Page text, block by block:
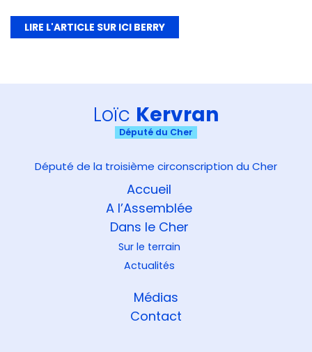
LIRE L'ARTICLE SUR ICI BERRY
Loïc Kervran
Député du Cher
Député de la troisième circonscription du Cher
Accueil
A l’Assemblée
Dans le Cher
Sur le terrain
Actualités
Médias
Contact